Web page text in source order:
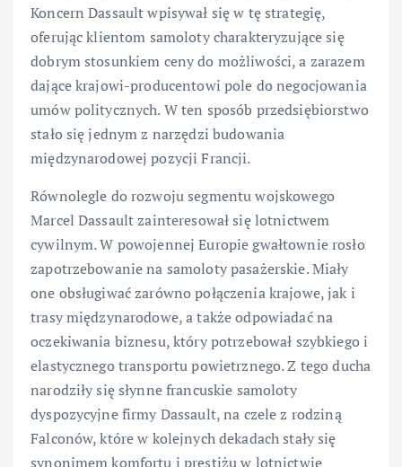
Koncern Dassault wpisywał się w tę strategię,
oferując klientom samoloty charakteryzujące się
dobrym stosunkiem ceny do możliwości, a zarazem
dające krajowi-producentowi pole do negocjowania
umów politycznych. W ten sposób przedsiębiorstwo
stało się jednym z narzędzi budowania
międzynarodowej pozycji Francji.
Równolegle do rozwoju segmentu wojskowego
Marcel Dassault zainteresował się lotnictwem
cywilnym. W powojennej Europie gwałtownie rosło
zapotrzebowanie na samoloty pasażerskie. Miały
one obsługiwać zarówno połączenia krajowe, jak i
trasy międzynarodowe, a także odpowiadać na
oczekiwania biznesu, który potrzebował szybkiego i
elastycznego transportu powietrznego. Z tego ducha
narodziły się słynne francuskie samoloty
dyspozycyjne firmy Dassault, na czele z rodziną
Falconów, które w kolejnych dekadach stały się
synonimem komfortu i prestiżu w lotnictwie